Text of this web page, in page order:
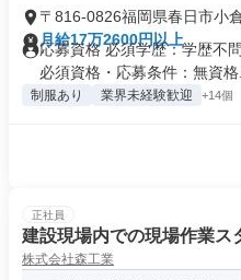
〒816-0826福岡県春日市小
月給17万2600円以上
応募資格 必須学歴：学歴不
必須資格・応募条件：無資格
制服あり 業界未経験歓迎 +14個
正社員
建設現場内での現場作業ス
株式会社森工業